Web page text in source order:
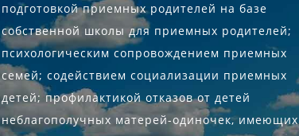
подготовкой приемных родителей на базе
собственной школы для приемных родителей;
психологическим сопровождением приемных
семей; содействием социализации приемных
детей; профилактикой отказов от детей
неблагополучных матерей-одиночек, имеющих